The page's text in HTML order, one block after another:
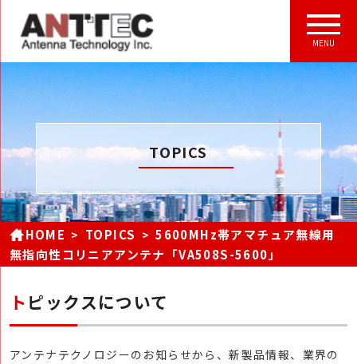
MENU
TOPICS
HOME TOPICS
5600MHz帯アマチュア無線用
無指向性コリニアアンテナ「VA508S-5600」
トピックスについて
アンテナテクノロジーのお知らせから、新製品情報、業界の